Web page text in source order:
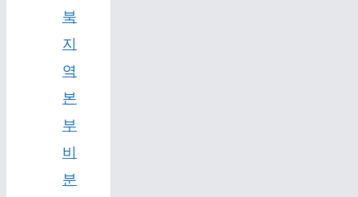
북
지
역
본
부
비
분